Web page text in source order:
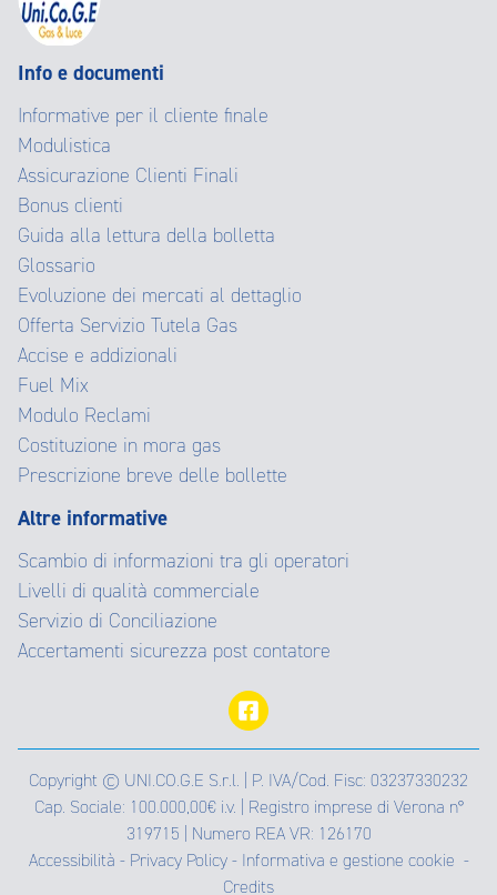
Info e documenti
Informative per il cliente finale
Modulistica
Assicurazione Clienti Finali
Bonus clienti
Guida alla lettura della bolletta
Glossario
Evoluzione dei mercati al dettaglio
Offerta Servizio Tutela Gas
Accise e addizionali
Fuel Mix
Modulo Reclami
Costituzione in mora gas
Prescrizione breve delle bollette
Altre informative
Scambio di informazioni tra gli operatori
Livelli di qualità commerciale
Servizio di Conciliazione
Accertamenti sicurezza post contatore
Copyright © UNI.CO.G.E S.r.l. | P. IVA/Cod. Fisc: 03237330232
Cap. Sociale: 100.000,00€ i.v. | Registro imprese di Verona n°
319715 | Numero REA VR: 126170
Accessibilità - Privacy Policy- Informativa e gestione cookie -
Credits